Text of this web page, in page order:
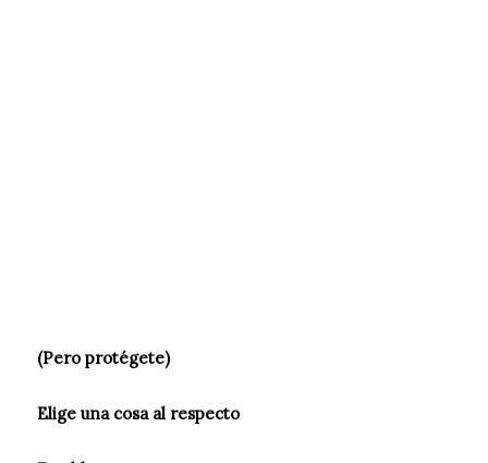
(Pero protégete)
Elige una cosa al respecto